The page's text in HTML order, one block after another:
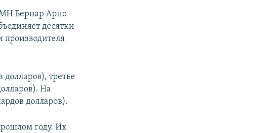
Бернар Арно
десятки
третье
На
долларов).
году. Их